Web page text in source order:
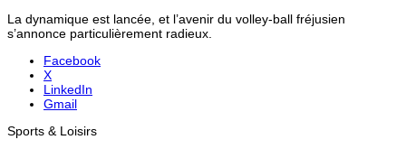
La dynamique est lancée, et l’avenir du volley-ball fréjusien
s’annonce particulièrement radieux.
Facebook
X
LinkedIn
Gmail
Sports & Loisirs